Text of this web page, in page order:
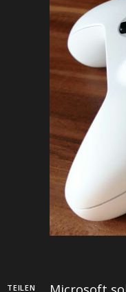
TEILEN